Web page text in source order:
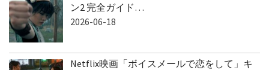
ン2 完全ガイド…
2026-06-18
Netflix映画「ボイスメールで恋をして」キ